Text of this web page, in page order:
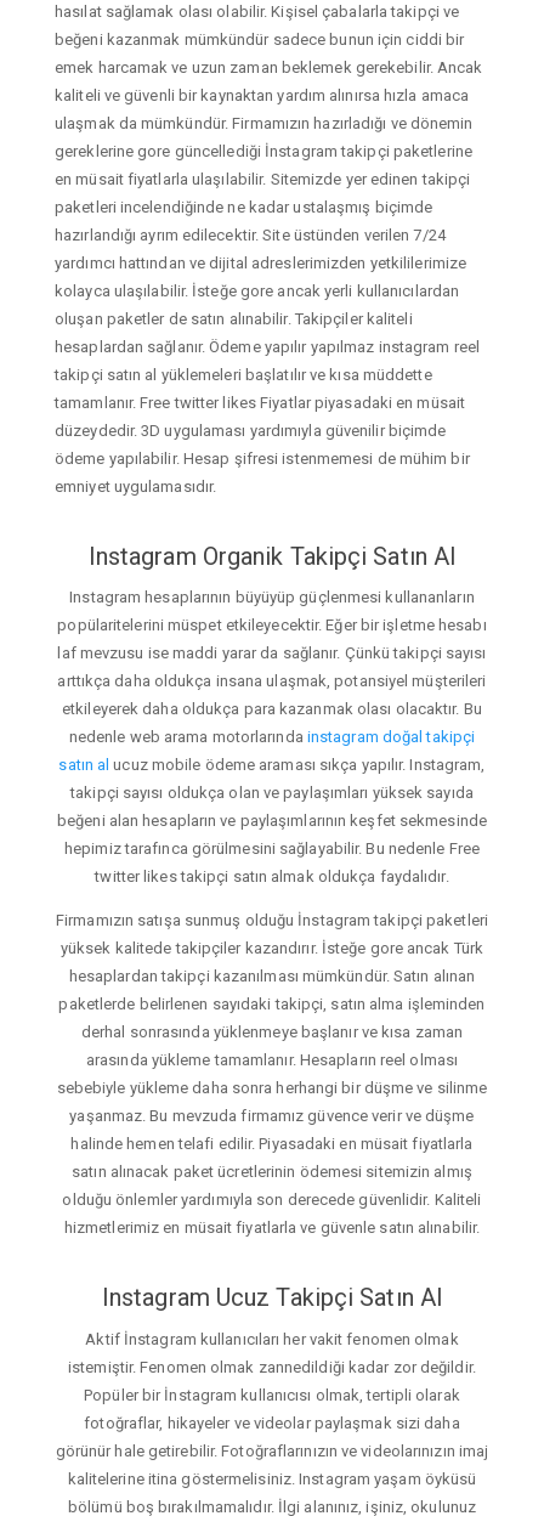
hasılat sağlamak olası olabilir. Kişisel çabalarla takipçi ve
beğeni kazanmak mümkündür sadece bunun için ciddi bir
emek harcamak ve uzun zaman beklemek gerekebilir. Ancak
kaliteli ve güvenli bir kaynaktan yardım alınırsa hızla amaca
ulaşmak da mümkündür. Firmamızın hazırladığı ve dönemin
gereklerine gore güncellediği İnstagram takipçi paketlerine
en müsait fiyatlarla ulaşılabilir. Sitemizde yer edinen takipçi
paketleri incelendiğinde ne kadar ustalaşmış biçimde
hazırlandığı ayrım edilecektir. Site üstünden verilen 7/24
yardımcı hattından ve dijital adreslerimizden yetkililerimize
kolayca ulaşılabilir. İsteğe gore ancak yerli kullanıcılardan
oluşan paketler de satın alınabilir. Takipçiler kaliteli
hesaplardan sağlanır. Ödeme yapılır yapılmaz instagram reel
takipçi satın al yüklemeleri başlatılır ve kısa müddette
tamamlanır. Free twitter likes Fiyatlar piyasadaki en müsait
düzeydedir. 3D uygulaması yardımıyla güvenilir biçimde
ödeme yapılabilir. Hesap şifresi istenmemesi de mühim bir
emniyet uygulamasıdır.
Instagram Organik Takipçi Satın Al
Instagram hesaplarının büyüyüp güçlenmesi kullananların
popülaritelerini müspet etkileyecektir. Eğer bir işletme hesabı
laf mevzusu ise maddi yarar da sağlanır. Çünkü takipçi sayısı
arttıkça daha oldukça insana ulaşmak, potansiyel müşterileri
etkileyerek daha oldukça para kazanmak olası olacaktır. Bu
nedenle web arama motorlarında instagram doğal takipçi
satın al ucuz mobile ödeme araması sıkça yapılır. Instagram,
takipçi sayısı oldukça olan ve paylaşımları yüksek sayıda
beğeni alan hesapların ve paylaşımlarının keşfet sekmesinde
hepimiz tarafınca görülmesini sağlayabilir. Bu nedenle Free
twitter likes takipçi satın almak oldukça faydalıdır.
Firmamızın satışa sunmuş olduğu İnstagram takipçi paketleri
yüksek kalitede takipçiler kazandırır. İsteğe gore ancak Türk
hesaplardan takipçi kazanılması mümkündür. Satın alınan
paketlerde belirlenen sayıdaki takipçi, satın alma işleminden
derhal sonrasında yüklenmeye başlanır ve kısa zaman
arasında yükleme tamamlanır. Hesapların reel olması
sebebiyle yükleme daha sonra herhangi bir düşme ve silinme
yaşanmaz. Bu mevzuda firmamız güvence verir ve düşme
halinde hemen telafi edilir. Piyasadaki en müsait fiyatlarla
satın alınacak paket ücretlerinin ödemesi sitemizin almış
olduğu önlemler yardımıyla son derecede güvenlidir. Kaliteli
hizmetlerimiz en müsait fiyatlarla ve güvenle satın alınabilir.
Instagram Ucuz Takipçi Satın Al
Aktif İnstagram kullanıcıları her vakit fenomen olmak
istemiştir. Fenomen olmak zannedildiği kadar zor değildir.
Popüler bir İnstagram kullanıcısı olmak, tertipli olarak
fotoğraflar, hikayeler ve videolar paylaşmak sizi daha
görünür hale getirebilir. Fotoğraflarınızın ve videolarınızın imaj
kalitelerine itina göstermelisiniz. Instagram yaşam öyküsü
bölümü boş bırakılmamalıdır. İlgi alanınız, işiniz, okulunuz